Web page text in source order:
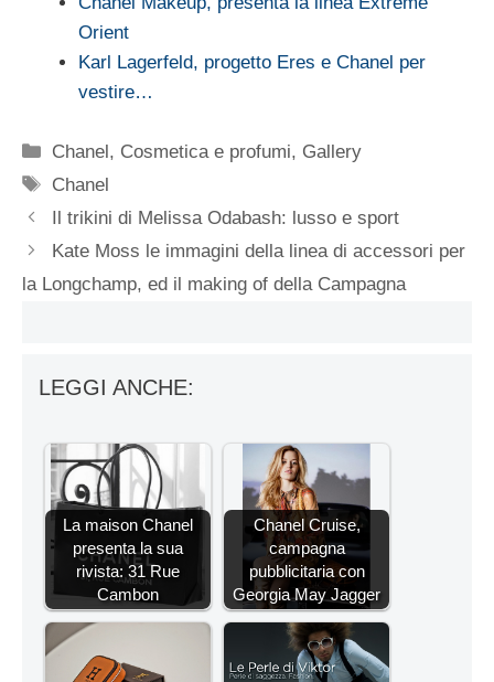
Orient
Karl Lagerfeld, progetto Eres e Chanel per
vestire…
Categorie
Chanel, Cosmetica e profumi, Gallery
Tag
Chanel
Il trikini di Melissa Odabash: lusso e sport
Kate Moss le immagini della linea di accessori per
la Longchamp, ed il making of della Campagna
LEGGI ANCHE:
La maison Chanel
presenta la sua
rivista: 31 Rue
Cambon
Chanel Cruise,
campagna
pubblicitaria con
Georgia May Jagger